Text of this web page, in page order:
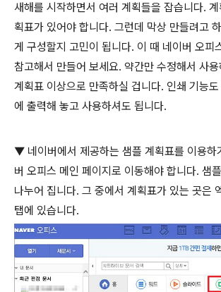
새해를 시작하면서 여러 계획들을 잡습니다. 계
획표가 있어야 합니다. 그런데 막상 만들려고
게 구성할지 고민이 됩니다. 이 때 네이버 오피
참고해서 만들어 보세요. 약간만 수정해서 사
계획표 이상으로 만족하실 겁니다. 인쇄 기능
에 출력해 놓고 사용하셔도 됩니다.
▼ 네이버에서 제공하는 샘플 계획표를 이용하
버 오피스 메인 페이지로 이동해야 합니다. 샘
나누어 집니다. 그 중에서 계획표가 있는 곳은
탭에 있습니다.